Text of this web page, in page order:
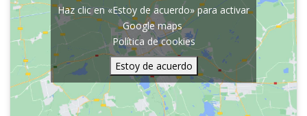
Haz clic en «Estoy de acuerdo» para activar
Google maps
Política de cookies
Estoy de acuerdo